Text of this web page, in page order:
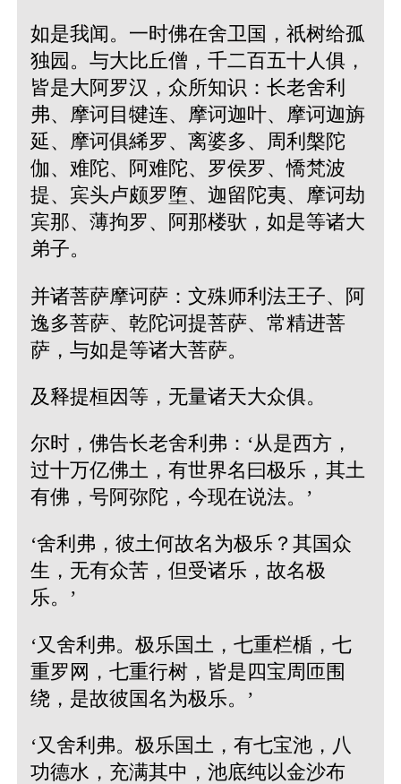
如是我闻。一时佛在舍卫国，祇树给孤
独园。与大比丘僧，千二百五十人俱，
皆是大阿罗汉，众所知识：长老舍利
弗、摩诃目犍连、摩诃迦叶、摩诃迦旃
延、摩诃俱絺罗、离婆多、周利槃陀
伽、难陀、阿难陀、罗侯罗、憍梵波
提、宾头卢颇罗堕、迦留陀夷、摩诃劫
宾那、薄拘罗、阿那楼驮，如是等诸大
弟子。
并诸菩萨摩诃萨：文殊师利法王子、阿
逸多菩萨、乾陀诃提菩萨、常精进菩
萨，与如是等诸大菩萨。
及释提桓因等，无量诸天大众俱。
尔时，佛告长老舍利弗：‘从是西方，
过十万亿佛土，有世界名曰极乐，其土
有佛，号阿弥陀，今现在说法。’
‘舍利弗，彼土何故名为极乐？其国众
生，无有众苦，但受诸乐，故名极
乐。’
‘又舍利弗。极乐国土，七重栏楯，七
重罗网，七重行树，皆是四宝周匝围
绕，是故彼国名为极乐。’
‘又舍利弗。极乐国土，有七宝池，八
功德水，充满其中，池底纯以金沙布